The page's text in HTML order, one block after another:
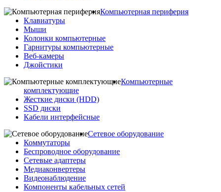
Компьютерная периферия
Клавиатуры
Мыши
Колонки компьютерные
Гарнитуры компьютерные
Веб-камеры
Джойстики
Компьютерные
комплектующие
Жесткие диски (HDD)
SSD диски
Кабели интерфейсные
Сетевое оборудование
Коммутаторы
Беспроводное оборудование
Сетевые адаптеры
Медиаконвертеры
Видеонаблюдение
Компоненты кабельных сетей